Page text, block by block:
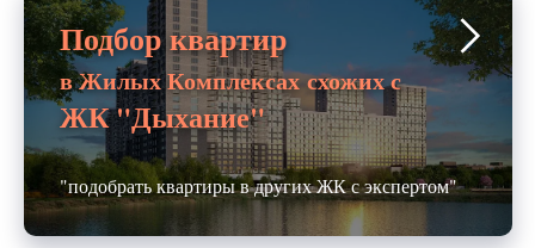
Подбор квартир
в Жилых Комплексах схожих с
ЖК "Дыхание"
"подобрать квартиры в других ЖК с экспертом"